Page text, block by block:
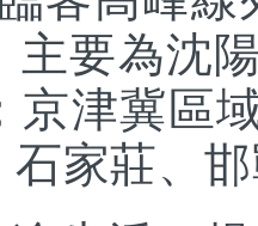
主要為沈
京津冀區
石家莊、